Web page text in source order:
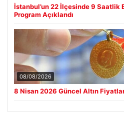
İstanbul’un 22 İlçesinde 9 Saatlik
Program Açıklandı
08/08/2026
8 Nisan 2026 Güncel Altın